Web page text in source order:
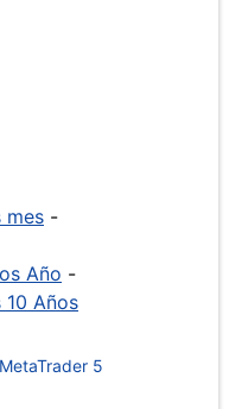
mes -
Año -
10 Años
MetaTrader 5